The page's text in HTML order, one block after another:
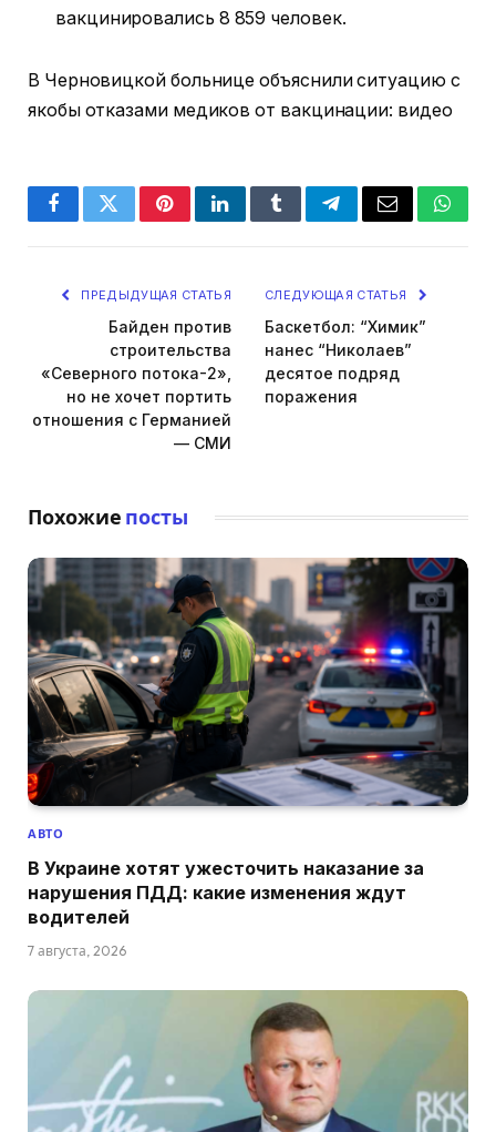
вакцинировались 8 859 человек.
В Черновицкой больнице объяснили ситуацию с
якобы отказами медиков от вакцинации: видео
FacebookTwitterPinterestLinkedInTumblrTelegramEmail
ПРЕДЫДУЩАЯ СТАТЬЯ
Байден против
строительства
«Северного потока-2»,
но не хочет портить
отношения с Германией
— СМИ
СЛЕДУЮЩАЯ СТАТЬЯ
Баскетбол: “Химик”
нанес “Николаев”
десятое подряд
поражения
Похожие посты
АВТО
В Украине хотят ужесточить наказание за
нарушения ПДД: какие изменения ждут
водителей
7 августа, 2026